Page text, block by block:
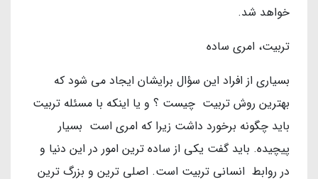
خواهد شد.
تربیت، امری ساده
بسیاری از افراد این سؤال برایشان ایجاد می شود که
بهترین روش تربیت چیست ؟ و یا اینکه با مسئله تربیت
باید چگونه برخورد داشت زیرا که امری است بسیار
پیچیده. باید گفت یکی از ساده ترین امور در این دنیا و
در روابط انسانی تربیت است. اصلی ترین و بزرگ ترین